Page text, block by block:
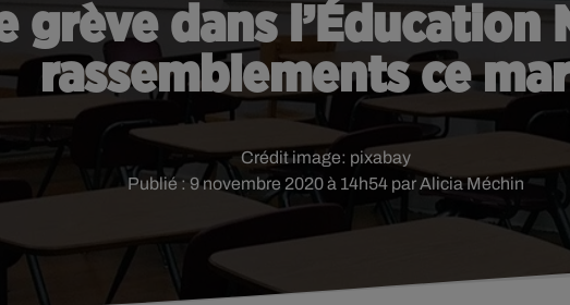
grève dans l’Éducation
rassemblements ce
Publié : 9 novembre 2020 à 14h54 par Alicia Méchin
Crédit image: pixabay